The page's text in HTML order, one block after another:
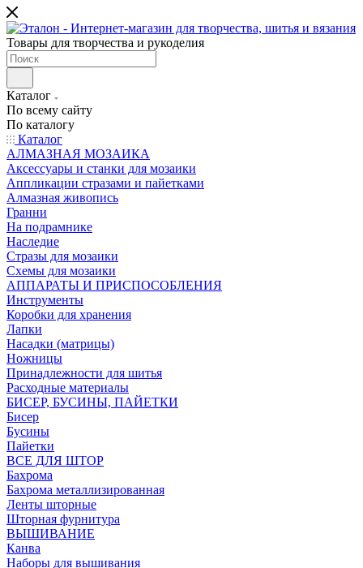
Товары для творчества и рукоделия
Каталог
По всему сайту
По каталогу
Каталог
АЛМАЗНАЯ МОЗАИКА
Аксессуары и станки для мозаики
Аппликации стразами и пайетками
Алмазная живопись
Гранни
На подрамнике
Наследие
Стразы для мозаики
Схемы для мозаики
АППАРАТЫ И ПРИСПОСОБЛЕНИЯ
Инструменты
Коробки для хранения
Лапки
Насадки (матрицы)
Ножницы
Принадлежности для шитья
Расходные материалы
БИСЕР, БУСИНЫ, ПАЙЕТКИ
Бисер
Бусины
Пайетки
ВСЕ ДЛЯ ШТОР
Бахрома
Бахрома металлизированная
Ленты шторные
Шторная фурнитура
ВЫШИВАНИЕ
Канва
Наборы для вышивания